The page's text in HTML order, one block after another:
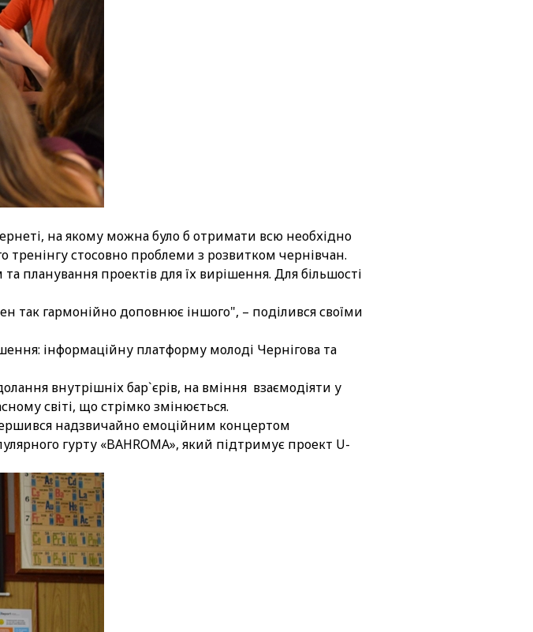
на якому можна було б отримати всю необхідно
тренінгу стосовно проблеми з розвитком чернівчан.
планування проектів для їх вирішення. Для більшості
так гармонійно доповнює іншого", – поділився своїми
інформаційну платформу молоді Чернігова та
внутрішніх бар`єрів, на вміння взаємодіяти у
світі, що стрімко змінюється.
надзвичайно емоційним концертом
гурту «BAHROMA», який підтримує проект U-